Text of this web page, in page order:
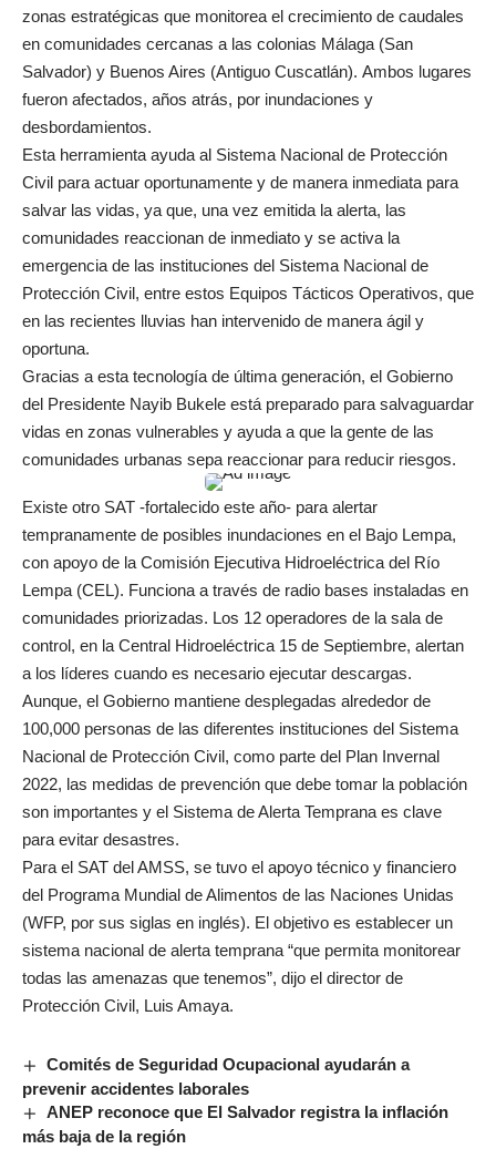
zonas estratégicas que monitorea el crecimiento de caudales
en comunidades cercanas a las colonias Málaga (San
Salvador) y Buenos Aires (Antiguo Cuscatlán). Ambos lugares
fueron afectados, años atrás, por inundaciones y
desbordamientos.
Esta herramienta ayuda al Sistema Nacional de Protección
Civil para actuar oportunamente y de manera inmediata para
salvar las vidas, ya que, una vez emitida la alerta, las
comunidades reaccionan de inmediato y se activa la
emergencia de las instituciones del Sistema Nacional de
Protección Civil, entre estos Equipos Tácticos Operativos, que
en las recientes lluvias han intervenido de manera ágil y
oportuna.
Gracias a esta tecnología de última generación, el Gobierno
del Presidente Nayib Bukele está preparado para salvaguardar
vidas en zonas vulnerables y ayuda a que la gente de las
comunidades urbanas sepa reaccionar para reducir riesgos.
Existe otro SAT -fortalecido este año- para alertar
tempranamente de posibles inundaciones en el Bajo Lempa,
con apoyo de la Comisión Ejecutiva Hidroeléctrica del Río
Lempa (CEL). Funciona a través de radio bases instaladas en
comunidades priorizadas. Los 12 operadores de la sala de
control, en la Central Hidroeléctrica 15 de Septiembre, alertan
a los líderes cuando es necesario ejecutar descargas.
Aunque, el Gobierno mantiene desplegadas alrededor de
100,000 personas de las diferentes instituciones del Sistema
Nacional de Protección Civil, como parte del Plan Invernal
2022, las medidas de prevención que debe tomar la población
son importantes y el Sistema de Alerta Temprana es clave
para evitar desastres.
Para el SAT del AMSS, se tuvo el apoyo técnico y financiero
del Programa Mundial de Alimentos de las Naciones Unidas
(WFP, por sus siglas en inglés). El objetivo es establecer un
sistema nacional de alerta temprana “que permita monitorear
todas las amenazas que tenemos”, dijo el director de
Protección Civil, Luis Amaya.
Comités de Seguridad Ocupacional ayudarán a
prevenir accidentes laborales
ANEP reconoce que El Salvador registra la inflación
más baja de la región